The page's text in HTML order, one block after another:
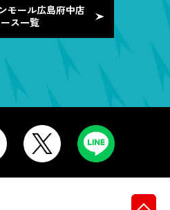
モール広島府中店
ス一覧